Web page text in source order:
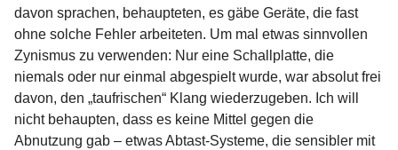
davon sprachen, behaupteten, es gäbe Geräte, die fast
ohne solche Fehler arbeiteten. Um mal etwas sinnvollen
Zynismus zu verwenden: Nur eine Schallplatte, die
niemals oder nur einmal abgespielt wurde, war absolut frei
davon, den „taufrischen“ Klang wiederzugeben. Ich will
nicht behaupten, dass es keine Mittel gegen die
Abnutzung gab – etwas Abtast-Systeme, die sensibler mit